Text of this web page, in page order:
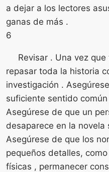
a dejar a los lectores
ganas de más .
6
Revisar . Una vez
repasar toda la historia
investigación .
suficiente sentido
Asegúrese de que un
desaparece en la novela
Asegúrese de que los
pequeños detalles,
físicas , permanecer